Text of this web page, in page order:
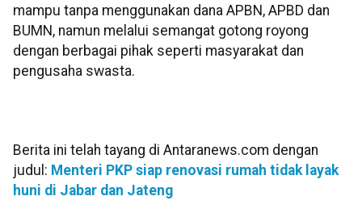
mampu tanpa menggunakan dana APBN, APBD dan
BUMN, namun melalui semangat gotong royong
dengan berbagai pihak seperti masyarakat dan
pengusaha swasta.
Berita ini telah tayang di Antaranews.com dengan
judul: Menteri PKP siap renovasi rumah tidak layak
huni di Jabar dan Jateng